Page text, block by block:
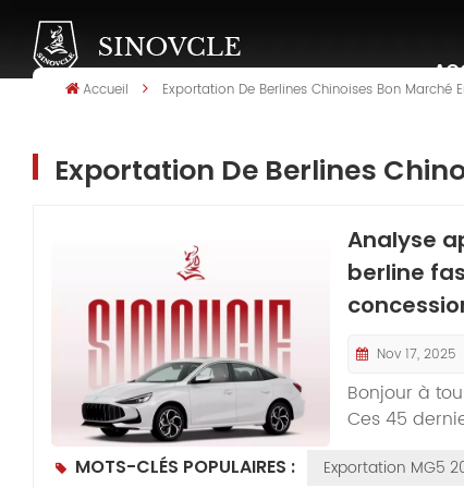
Accueil Exportation De Berlines Chinoises Bon Marché
Exportation De Berlines
Analyse
berline
Nov 17, 2025
Bonjour à
Ces 45
Pérou, les
MOTS-CLÉS POPULAIRES : Exportation MG5